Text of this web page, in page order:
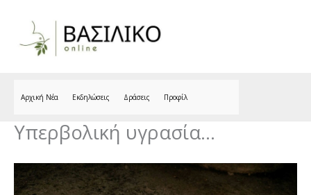
Αρχική Νέα Εκδηλώσεις Δράσεις Προφίλ
Υπερβολική υγρασία…